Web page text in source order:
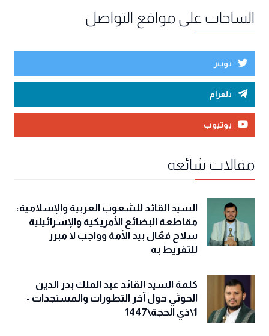
الساحات على مواقع التواصل
توينر
تلغرام
يوتيوب
مقالات شائعة
السيد القائد للشعوب العربية والإسلامية:
مقاطعة البضائع الأمريكية والإسرائيلية
سلاح فعّال بيد الأمة وواجب لا مبرر
للتفريط به
كلمة السيد القائد عبد الملك بدر الدين
الحوثي حول آخر التطورات والمستجدات -
1\ذي الحجة\1447